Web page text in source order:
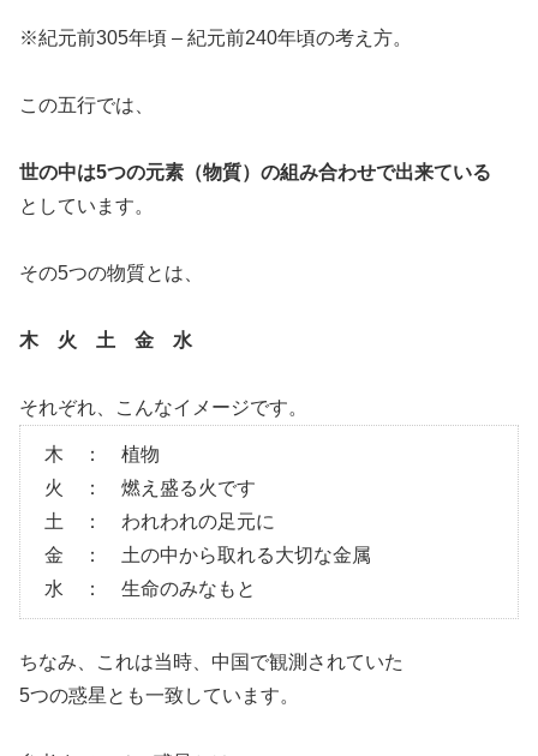
※紀元前305年頃 – 紀元前240年頃の考え方。
この五行では、
世の中は5つの元素（物質）の組み合わせで出来ている
としています。
その5つの物質とは、
木 火 土 金 水
それぞれ、こんなイメージです。
木 ： 植物
火 ： 燃え盛る火です
土 ： われわれの足元に
金 ： 土の中から取れる大切な金属
水 ： 生命のみなもと
ちなみ、これは当時、中国で観測されていた
5つの惑星とも一致しています。